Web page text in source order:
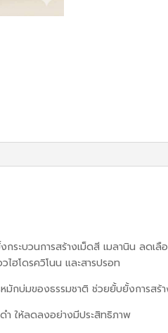
ะบวนการสร้างเม็ดสี เมลานิน ลดเ
ฮโดรควิโนน และสารปรอท
มักบ่มของธรรมชาติ ช่วยยั้บยั้งการสร้
ให้ลดลงอย่างมีประสิทธิภาพ